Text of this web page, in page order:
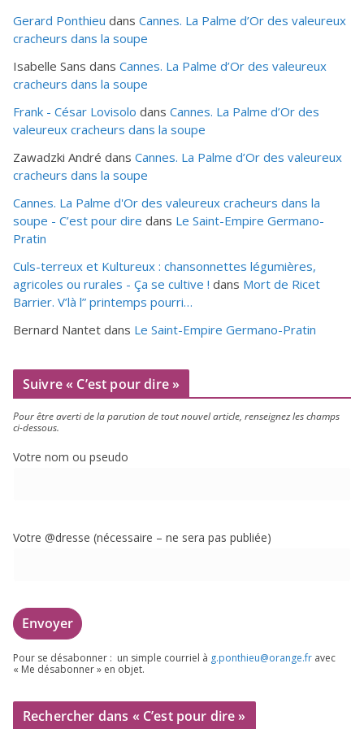
Gerard Ponthieu dans Cannes. La Palme d’Or des valeureux
cracheurs dans la soupe
Isabelle Sans dans Cannes. La Palme d’Or des valeureux
cracheurs dans la soupe
Frank - César Lovisolo dans Cannes. La Palme d’Or des
valeureux cracheurs dans la soupe
Zawadzki André dans Cannes. La Palme d’Or des valeureux
cracheurs dans la soupe
Cannes. La Palme d'Or des valeureux cracheurs dans la
soupe - C’est pour dire dans Le Saint-Empire Germano-
Pratin
Culs-terreux et Kultureux : chansonnettes légumières,
agricoles ou rurales - Ça se cultive ! dans Mort de Ricet
Barrier. V’là l” printemps pourri…
Bernard Nantet dans Le Saint-Empire Germano-Pratin
Suivre « C’est pour dire »
Pour être aver­ti de la paru­tion de tout nou­vel article, ren­sei­gnez les champs
ci-dessous.
Votre nom ou pseudo
Votre @dresse (néces­saire – ne sera pas publiée)
Pour se désa­bon­ner : un simple cour­riel à g.​ponthieu@​orange.​fr avec
« Me désa­bon­ner » en objet.
Rechercher dans « C’est pour dire »